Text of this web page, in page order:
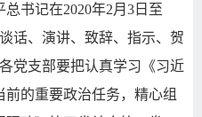
总书记在2020年2月 3 日至
话、演讲、致辞、指示、贺
党支部要把认真学习《习近
的重要政治任务，精心组